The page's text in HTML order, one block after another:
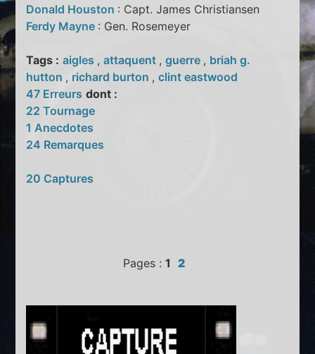
Donald Houston : Capt. James Christiansen
Ferdy Mayne : Gen. Rosemeyer
Tags : aigles ,attaquent ,guerre , briah g.
hutton , richard burton ,clint eastwood
47 Erreurs dont :
22 Tournage
1 Anecdotes
24 Remarques
20 Captures
Pages : 1 2